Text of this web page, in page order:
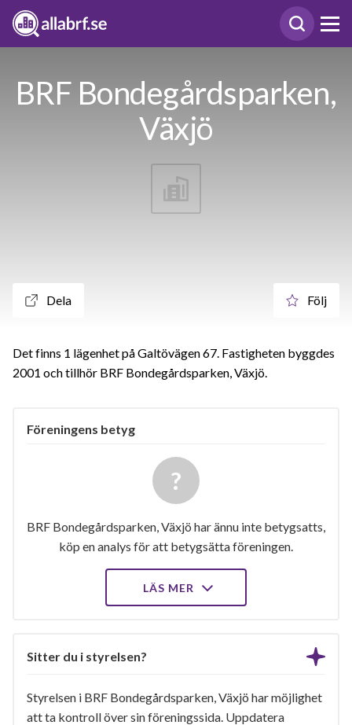
BRF Bondegårdsparken,
Växjö
Dela Följ
Det finns 1 lägenhet på Galtövägen 67. Fastigheten byggdes
2001 och tillhör BRF Bondegårdsparken, Växjö.
Föreningens betyg
BRF Bondegårdsparken, Växjö har ännu inte betygsatts,
köp en analys för att betygsätta föreningen.
LÄS MER
Sitter du i styrelsen?
Styrelsen i BRF Bondegårdsparken, Växjö har möjlighet
att ta kontroll över sin föreningssida. Uppdatera